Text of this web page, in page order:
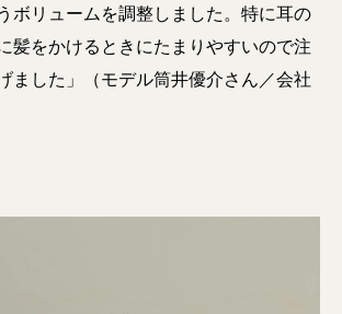
ボリュームを調整しました。特に耳の
髪をかけるときにたまりやすいので注
ました」（モデル筒井優介さん／会社